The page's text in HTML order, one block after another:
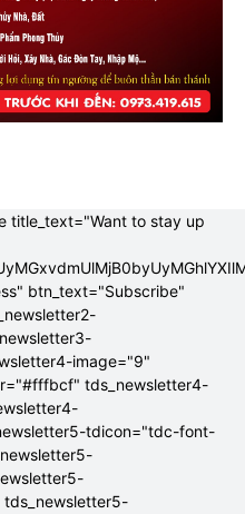
title_text="Want to stay up
btn_text="Subscribe"
image="9"
tds_newsletter4-
tdicon="tdc-font-
tds_newsletter5-